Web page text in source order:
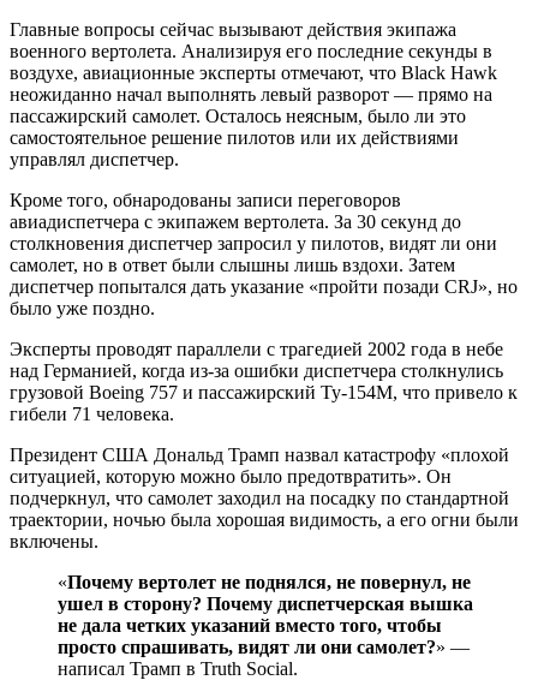
Главные вопросы сейчас вызывают действия экипажа
военного вертолета. Анализируя его последние секунды в
воздухе, авиационные эксперты отмечают, что Black Hawk
неожиданно начал выполнять левый разворот — прямо на
пассажирский самолет. Осталось неясным, было ли это
самостоятельное решение пилотов или их действиями
управлял диспетчер.
Кроме того, обнародованы записи переговоров
авиадиспетчера с экипажем вертолета. За 30 секунд до
столкновения диспетчер запросил у пилотов, видят ли они
самолет, но в ответ были слышны лишь вздохи. Затем
диспетчер попытался дать указание «пройти позади CRJ», но
было уже поздно.
Эксперты проводят параллели с трагедией 2002 года в небе
над Германией, когда из-за ошибки диспетчера столкнулись
грузовой Boeing 757 и пассажирский Ту-154М, что привело к
гибели 71 человека.
Президент США Дональд Трамп назвал катастрофу «плохой
ситуацией, которую можно было предотвратить». Он
подчеркнул, что самолет заходил на посадку по стандартной
траектории, ночью была хорошая видимость, а его огни были
включены.
«Почему вертолет не поднялся, не повернул, не
ушел в сторону? Почему диспетчерская вышка
не дала четких указаний вместо того, чтобы
просто спрашивать, видят ли они самолет?» —
написал Трамп в Truth Social.